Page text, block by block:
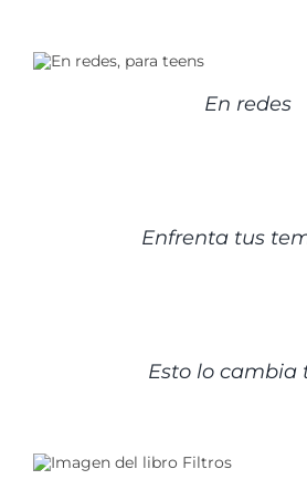
En redes
Enfrenta tus
Esto lo cambia